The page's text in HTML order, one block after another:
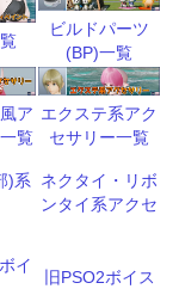
ビルドパーツ
(BP)一覧
ア
覧
エクステ系アク
セサリー一覧
)系 ネクタイ・リボ
ンタイ系アクセ
イ
旧PSO2ボイス